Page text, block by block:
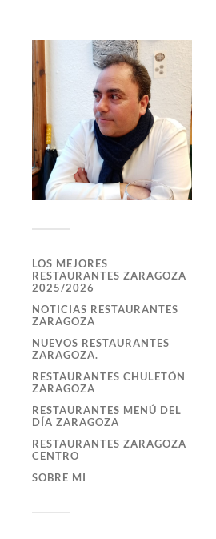
LOS MEJORES
RESTAURANTES ZARAGOZA
2025/2026
NOTICIAS RESTAURANTES
ZARAGOZA
NUEVOS RESTAURANTES
ZARAGOZA.
RESTAURANTES CHULETÓN
ZARAGOZA
RESTAURANTES MENÚ DEL
DÍA ZARAGOZA
RESTAURANTES ZARAGOZA
CENTRO
SOBRE MI